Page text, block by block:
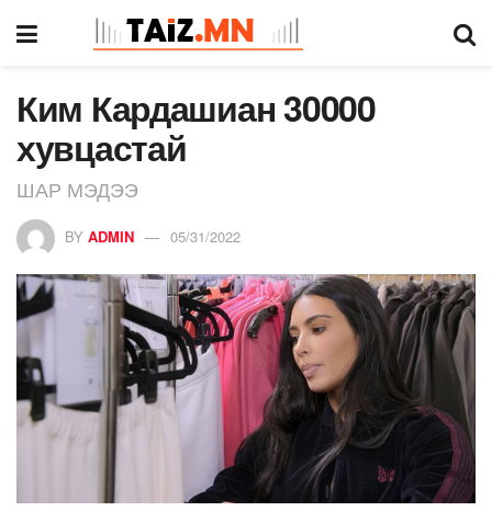
Ким Кардашиан 30000
хувцастай
ШАР МЭДЭЭ
BY ADMIN 05/31/2022